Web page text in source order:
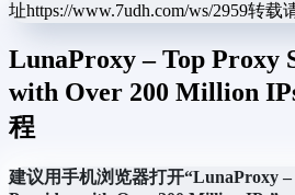
址https://www.7udh.com/ws/2959转载
LunaProxy – Top Proxy
with Over 200 Million
程
建议用手机浏览器打开“LunaProxy –